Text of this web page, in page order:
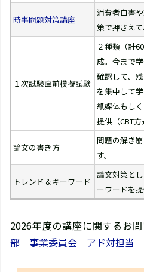
時事問題対策講座
消費者白書
策で押さえ
１次試験直前模擬試験
２種類（計
成。今まで
確認して、
を集中して
紙媒体もしく
提供（CBT方
論文の書き方
問題の解き
す。
トレンド＆キーワード
論文対策と
ーワードを提
2026年度の講座に関するお
部 事業委員会 アド対担当